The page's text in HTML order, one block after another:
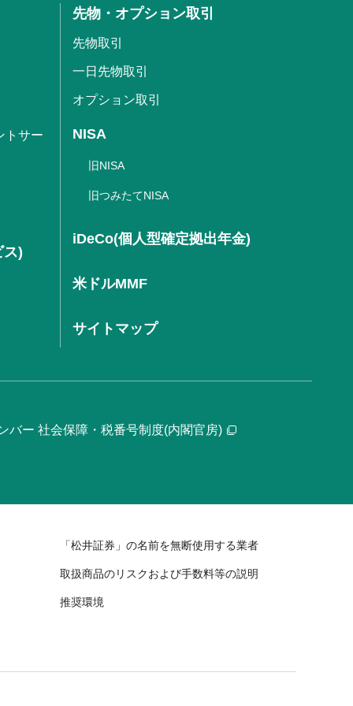
トサー
ス)
先物・オプション取引
先物取引
一日先物取引
オプション取引
NISA
旧NISA
旧つみたてNISA
iDeCo(個人型確定拠出年金)
米ドルMMF
サイトマップ
バー 社会保障・税番号制度(内閣官房)
「松井証券」の名前を無断使用する業者
取扱商品のリスクおよび手数料等の説明
推奨環境